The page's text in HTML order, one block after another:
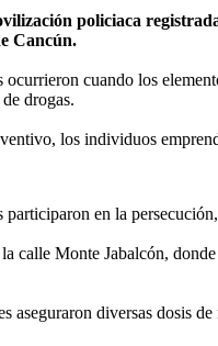
policiaca
Cancún.
ocurrieron cuando los
drogas.
los individuos
participaron en la
calle Monte Jabalcón,
aseguraron diversas dosis